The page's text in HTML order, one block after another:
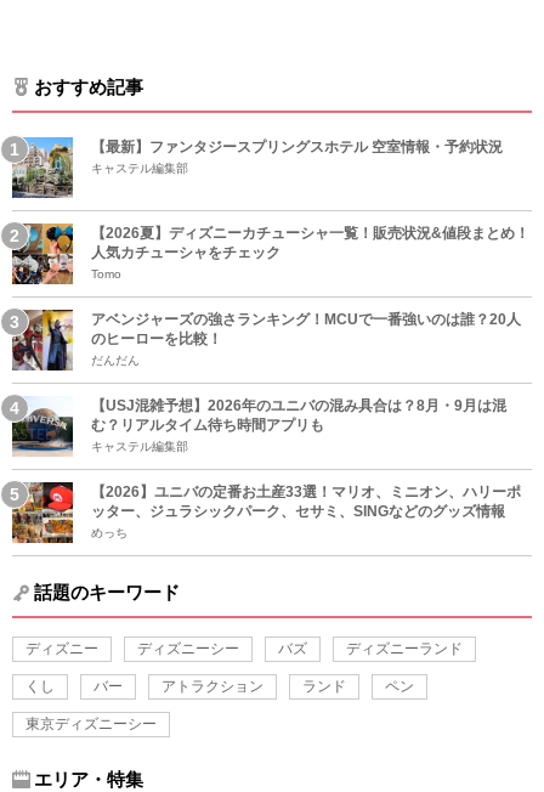
おすすめ記事
【最新】ファンタジースプリングスホテル 空室情報・予約状況
キャステル編集部
【2026夏】ディズニーカチューシャ一覧！販売状況&値段まとめ！
人気カチューシャをチェック
Tomo
アベンジャーズの強さランキング！MCUで一番強いのは誰？20人
のヒーローを比較！
だんだん
【USJ混雑予想】2026年のユニバの混み具合は？8月・9月は混
む？リアルタイム待ち時間アプリも
キャステル編集部
【2026】ユニバの定番お土産33選！マリオ、ミニオン、ハリーポ
ッター、ジュラシックパーク、セサミ、SINGなどのグッズ情報
めっち
話題のキーワード
ディズニー ディズニーシー バズ ディズニーランド
くし バー アトラクション ランド ペン
東京ディズニーシー
エリア・特集